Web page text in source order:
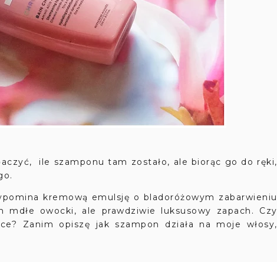
ile szamponu tam zostało, ale biorąc go do ręki,
kremową emulsję o bladoróżowym zabarwieniu
owocki, ale prawdziwie luksusowy zapach. Czy
Zanim opiszę jak szampon działa na moje włosy,